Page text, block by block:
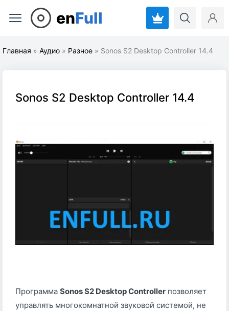
enFull
Главная » Аудио » Разное » Sonos S2 Desktop Controller 14.4
Sonos S2 Desktop Controller 14.4
Программа Sonos S2 Desktop Controller позволяет
управлять многокомнатной звуковой системой, не